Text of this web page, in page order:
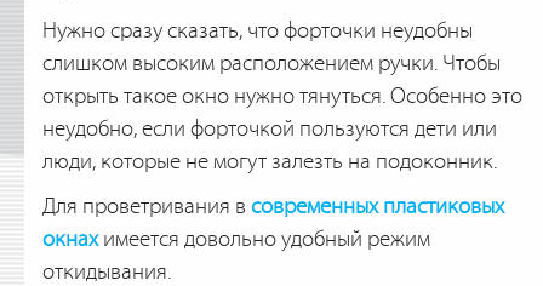
Нужно сразу сказать, что форточки неудобны
слишком высоким расположением ручки. Чтобы
открыть такое окно нужно тянуться. Особенно это
неудобно, если форточкой пользуются дети или
люди, которые не могут залезть на подоконник.
Для проветривания в современных пластиковых
окнахимеется довольно удобный режим
откидывания.